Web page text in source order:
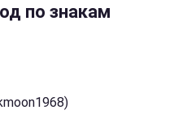
по знакам